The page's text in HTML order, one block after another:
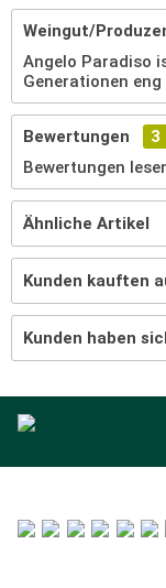
Weingut/
Angelo Paradiso
Generationen
Bewertungen
3
Bewertungen
Ähnliche Artikel
Kunden kauften
Kunden haben